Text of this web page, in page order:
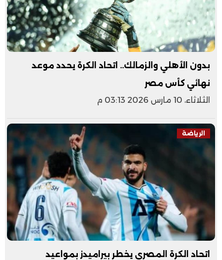
بدون الأهلي والزمالك.. اتحاد الكرة يحدد موعد
نهائي كأس مصر
الثلاثاء، 10 مارس 2026 03:13 م
الرياضة
اتحاد الكرة المصري يخطر بيراميدز بمواعيد